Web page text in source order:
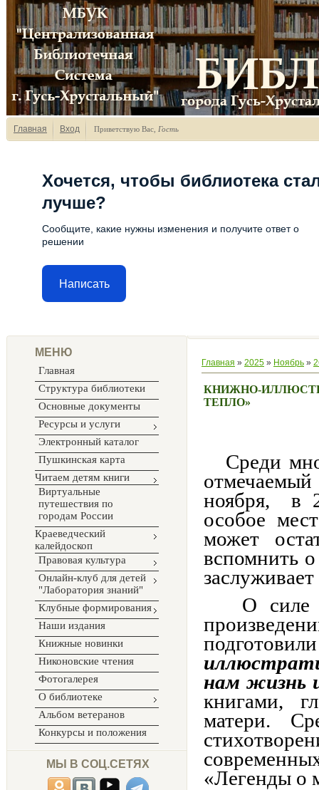
Главная Вход Приветствую Вас Гость
Хочется, чтобы библиотека
лучше?
Сообщите, какие нужны изменения и получите ответ о
решении
Написать
МЕНЮ
Главная
Структура библиотеки
Основные документы
Ресурсы и услуги
Электронный каталог
Пушкинская карта
Читаем детям книги
Виртуальные
путешествия по
городам России
Краеведческий
калейдоскоп
Правовая культура
Онлайн-клуб для детей
"Лаборатория знаний"
Клубные формирования
Наши издания
Книжные новинки
Никоновские чтения
Фотогалерея
О библиотеке
Альбом ветеранов
Конкурсы и положения
МЫ В СОЦ.СЕТЯХ
Главная » 2025 » Ноябрь »
КНИЖНО-
ТЕПЛО»
Среди
ноября, в
особое
может
вспомнить
О силе
нам жизнь
книгами,
матери.
«Легенды о